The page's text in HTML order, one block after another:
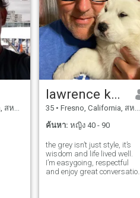
มริกา
lawrence kelvin
35 • Fresno, California, สหรัฐอเมริกา
ค้นหา: หญิง 40 - 90
the grey isn’t just style, it’s
wisdom and life lived well.
I’m easygoing, respectful
and enjoy great conversation.